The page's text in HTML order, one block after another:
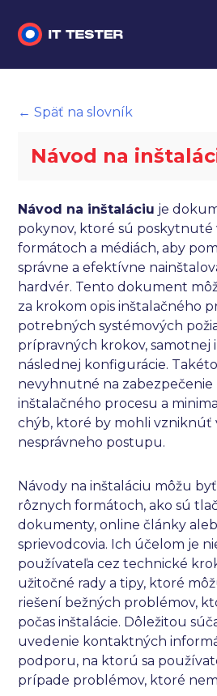
Automatizované testovanie
Performance testing
Interview otázky na pohovor
Slovník
← Späť na slovník
Návod na
Návod na inštaláciu je
pokynov, ktoré sú poskytnuté
formátoch a médiách, aby
správne a efektívne
hardvér. Tento dokument
za krokom opis inštalačného
potrebných systémových
prípravných krokov, samotnej
následnej konfigurácie.
nevyhnutné na
inštalačného procesu a
chýb, ktoré by mohli vzniknúť
nesprávneho postupu.
Návody na inštaláciu môžu
rôznych formátoch, ako sú
dokumenty, online články
sprievodcovia. Ich účelom je
používateľa cez technické
užitočné rady a tipy, ktoré
riešení bežných problémov,
počas inštalácie. Dôležitou
uvedenie kontaktných
podporu, na ktorú sa
prípade problémov, ktoré